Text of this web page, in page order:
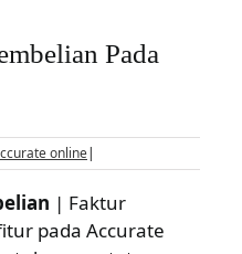
Pada
online|
| Faktur
pada Accurate